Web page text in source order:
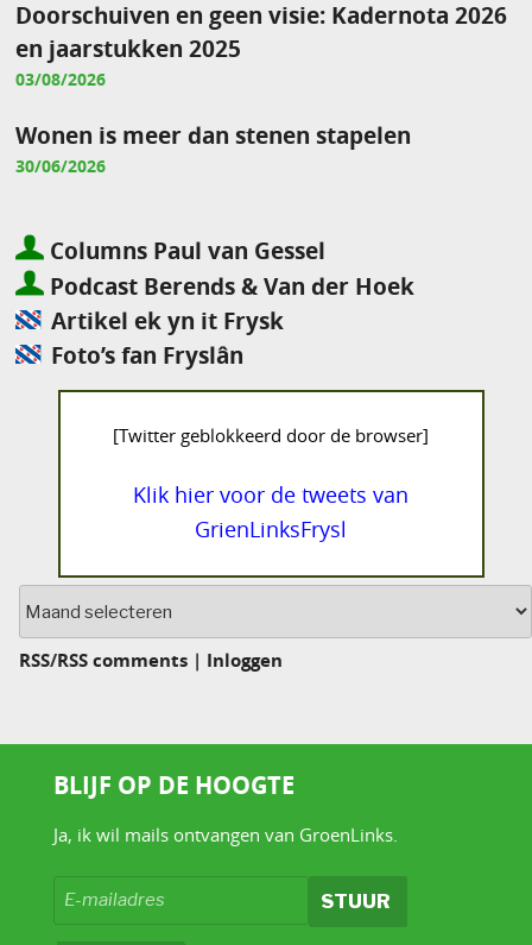
Doorschuiven en geen visie: Kadernota 2026
en jaarstukken 2025
03/08/2026
Wonen is meer dan stenen stapelen
30/06/2026
Columns Paul van Gessel
Podcast Berends & Van der Hoek
Artikel ek yn it Frysk
Foto’s fan Fryslân
[Twitter geblokkeerd door de browser]
Klik hier voor de tweets van
GrienLinksFrysl
RSS/RSS comments | Inloggen
BLIJF OP DE HOOGTE
Ja, ik wil mails ontvangen van GroenLinks.